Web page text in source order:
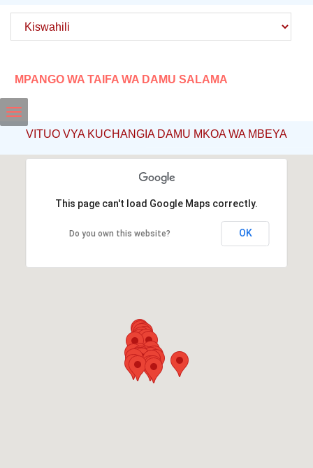
MPANGO WA TAIFA WA DAMU SALAMA
Toggle
VITUO VYA KUCHANGIA DAMU MKOA WA MBEYA
This page can't load Google Maps correctly.
Do you own this website? OK